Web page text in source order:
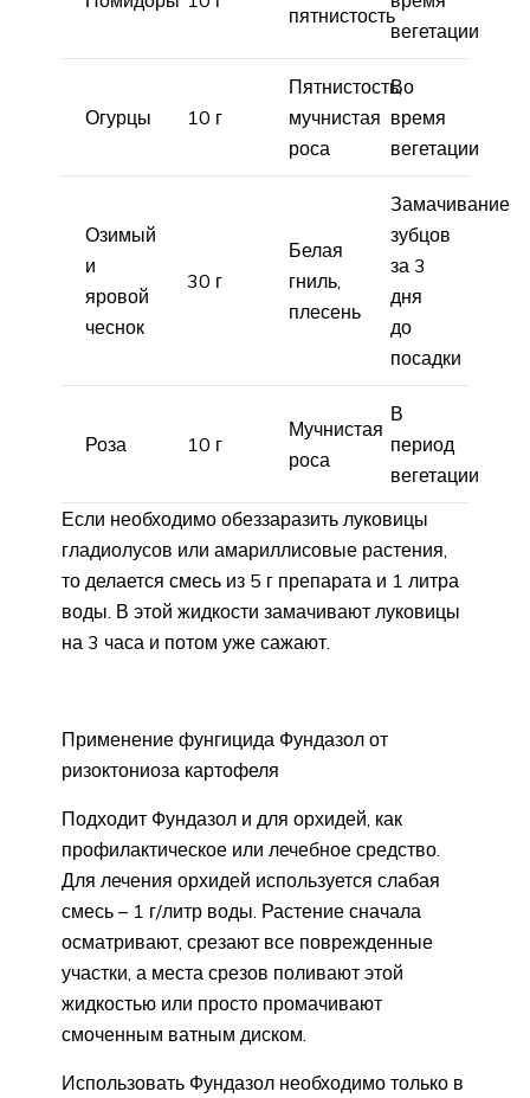
пятнистость
вегетации
Огурцы 10 г
Пятнистость,
мучнистая
роса
Во
время
вегетации
Озимый
и
яровой
чеснок
30 г
Белая
гниль,
плесень
Замачивание
зубцов
за 3
дня
до
посадки
Роза 10 г
Мучнистая
роса
В
период
вегетации
Если необходимо обеззаразить луковицы
гладиолусов или амариллисовые растения,
то делается смесь из 5 г препарата и 1 литра
воды. В этой жидкости замачивают луковицы
на 3 часа и потом уже сажают.
Применение фунгицида Фундазол от
ризоктониоза картофеля
Подходит Фундазол и для орхидей, как
профилактическое или лечебное средство.
Для лечения орхидей используется слабая
смесь – 1 г/литр воды. Растение сначала
осматривают, срезают все поврежденные
участки, а места срезов поливают этой
жидкостью или просто промачивают
смоченным ватным диском.
Использовать Фундазол необходимо только в